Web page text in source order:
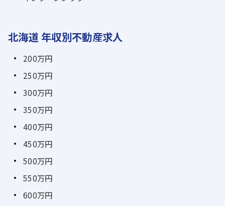
北海道 年収別不動産求人
200万円
250万円
300万円
350万円
400万円
450万円
500万円
550万円
600万円